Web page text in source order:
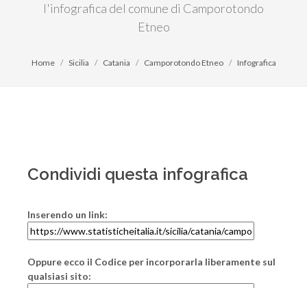
l'infografica del comune di Camporotondo
Etneo
Home Sicilia Catania Camporotondo Etneo Infografica
Condividi questa infografica
Inserendo un link:
Oppure ecco il Codice per incorporarla liberamente sul
qualsiasi sito: